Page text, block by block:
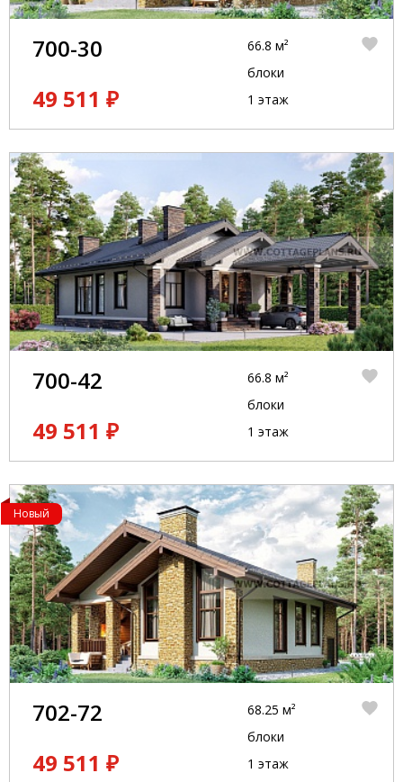
700-30
49 511 ₽
66.8 м²
блоки
1 этаж
700-42
49 511 ₽
66.8 м²
блоки
1 этаж
Новый
702-72
49 511 ₽
68.25 м²
блоки
1 этаж